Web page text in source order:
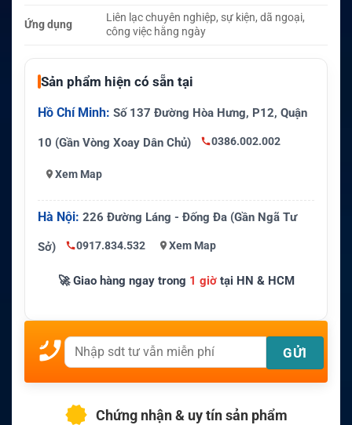
Ứng dụng
Liên lạc chuyên nghiệp, sự kiện, dã ngoại,
công việc hằng ngày
Sản phẩm hiện có sẵn tại
Hồ Chí Minh: Số 137 Đường Hòa Hưng, P12, Quận
10 (Gần Vòng Xoay Dân Chủ) 0386.002.002
Xem Map
Hà Nội: 226 Đường Láng - Đống Đa (Gần Ngã Tư
Sở) 0917.834.532 Xem Map
🚀 Giao hàng ngay trong 1 giờtại HN & HCM
Chứng nhận & uy tín sản phẩm